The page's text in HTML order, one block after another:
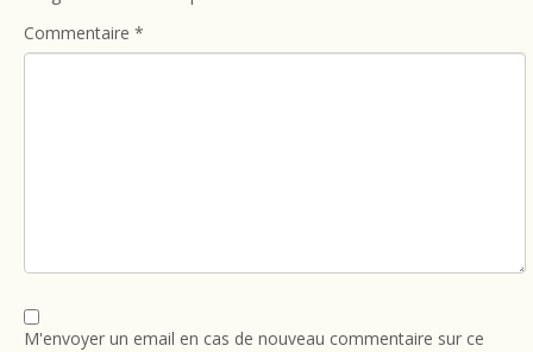
Commentaire *
M'envoyer un email en cas de nouveau commentaire sur ce